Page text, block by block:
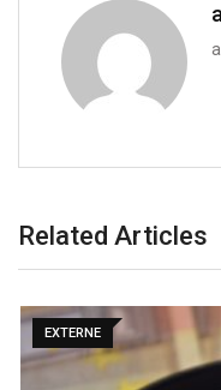
Related Articles
EXTERNE